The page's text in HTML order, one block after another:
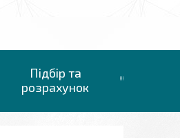
Підбір та
розрахунок